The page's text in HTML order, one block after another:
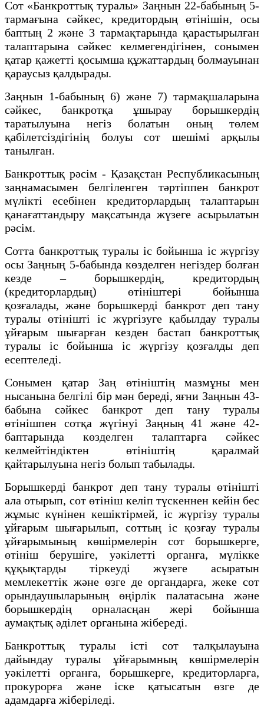
Сот «Банкроттық туралы» Заңнын 22-бабының 5-
тармағына сәйкес, кредитордың өтінішін, осы
баптың 2 және 3 тармақтарында қарастырылған
талаптарына сәйкес келмегендігінен, сонымен
қатар қажетті қосымша құжаттардың болмауынан
қараусыз қалдырады.
Заңнын 1-бабының 6) және 7) тармақшаларына
сәйкес, банкротқа ұшырау борышкердің
таратылуына негіз болатын оның төлем
қабілетсіздігінің болуы сот шешімі арқылы
танылған.
Банкроттық рәсім - Қазақстан Республикасының
заңнамасымен белгіленген тәртіппен банкрот
мүлікті есебінен кредиторлардың талаптарын
қанағаттандыру мақсатында жүзеге асырылатын
рәсім.
Сотта банкроттық туралы іс бойынша іс жүргізу
осы Заңның 5-бабында көзделген негіздер болған
кезде – борышкердiң, кредитордың
(кредиторлардың) өтініштері бойынша
қозғалады, және борышкердi банкрот деп тану
туралы өтiнiштi іс жүргiзуге қабылдау туралы
ұйғарым шығарған кезден бастап банкроттық
туралы iс бойынша iс жүргiзу қозғалды деп
есептеледі.
Сонымен қатар Заң өтініштің мазмұны мен
нысанына белгілі бір мән береді, яғни Заңнын 43-
бабына сәйкес банкрот деп тану туралы
өтiнiшпен сотқа жүгiнуі Заңның 41 және 42-
баптарында көзделген талаптарға сәйкес
келмейтiндіктен өтiнiштiң қаралмай
қайтарылуына негiз болып табылады.
Борышкердi банкрот деп тану туралы өтiнiштi
ала отырып, сот өтiнiш келiп түскеннен кейiн бес
жұмыс күнiнен кешiктiрмей, іс жүргізу туралы
ұйғарым шығарылып, соттың iс қозғау туралы
ұйғарымының көшiрмелерiн сот борышкерге,
өтiнiш берушiге, уәкiлеттi органға, мүлiкке
құқықтарды тiркеудi жүзеге асыратын
мемлекеттiк және өзге де органдарға, жеке сот
орындаушыларының өңiрлiк палатасына және
борышкердiң орналасңан жерi бойынша
аумақтық әділет органына жiбередi.
Банкроттық туралы істі сот талқылауына
дайындау туралы ұйғарымның көшірмелерін
уәкілетті органға, борышкерге, кредиторларға,
прокурорға және іске қатысатын өзге де
адамдарға жіберіледі.